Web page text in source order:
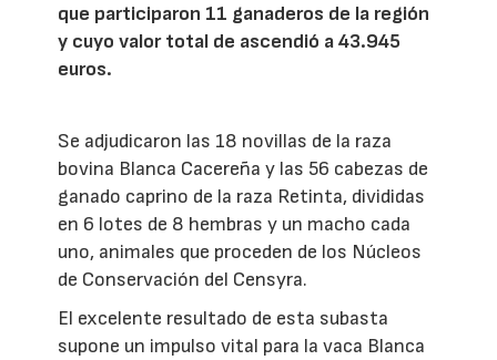
que participaron 11 ganaderos de la región
y cuyo valor total de ascendió a 43.945
euros.
Se adjudicaron las 18 novillas de la raza
bovina Blanca Cacereña y las 56 cabezas de
ganado caprino de la raza Retinta, divididas
en 6 lotes de 8 hembras y un macho cada
uno, animales que proceden de los Núcleos
de Conservación del Censyra.
El excelente resultado de esta subasta
supone un impulso vital para la vaca Blanca